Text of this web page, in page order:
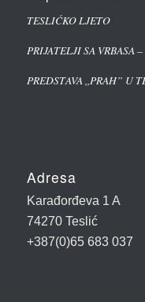
TESLIĆKO LJETO
PRIJATELJI SA VRBASA
PREDSTAVA ,,PRAH” U
Adresa
Karađorđeva 1 A
74270 Teslić
+387(0)65 683 037